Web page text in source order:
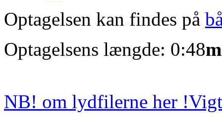
Optagelsen kan findes på
Optagelsens længde: 0:48
NB! om lydfilerne her !